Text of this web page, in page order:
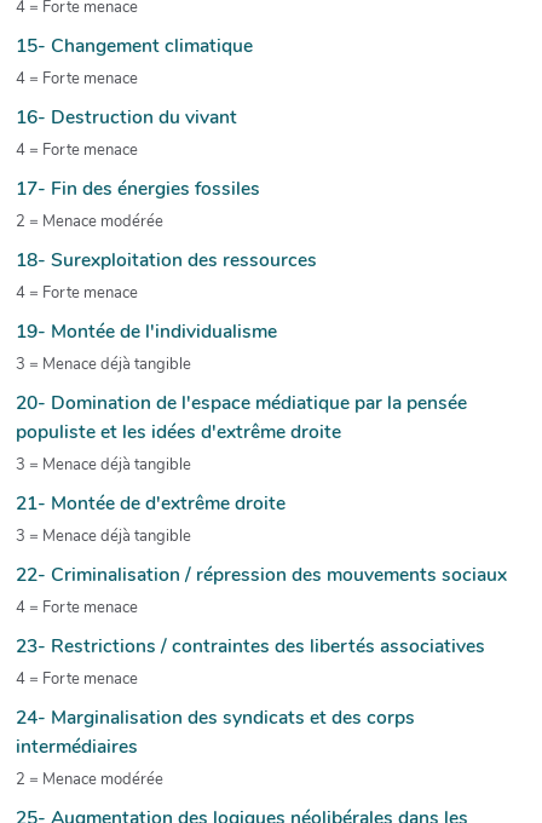
4 = Forte menace
15- Changement climatique
4 = Forte menace
16- Destruction du vivant
4 = Forte menace
17- Fin des énergies fossiles
2 = Menace modérée
18- Surexploitation des ressources
4 = Forte menace
19- Montée de l'individualisme
3 = Menace déjà tangible
20- Domination de l'espace médiatique par la pensée
populiste et les idées d'extrême droite
3 = Menace déjà tangible
21- Montée de d'extrême droite
3 = Menace déjà tangible
22- Criminalisation / répression des mouvements sociaux
4 = Forte menace
23- Restrictions / contraintes des libertés associatives
4 = Forte menace
24- Marginalisation des syndicats et des corps
intermédiaires
2 = Menace modérée